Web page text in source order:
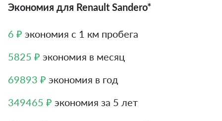
Экономия для Renault Sandero*
6 ₽ экономия с 1 км пробега
5825 ₽ экономия в месяц
69893 ₽ экономия в год
349465 ₽ экономия за 5 лет